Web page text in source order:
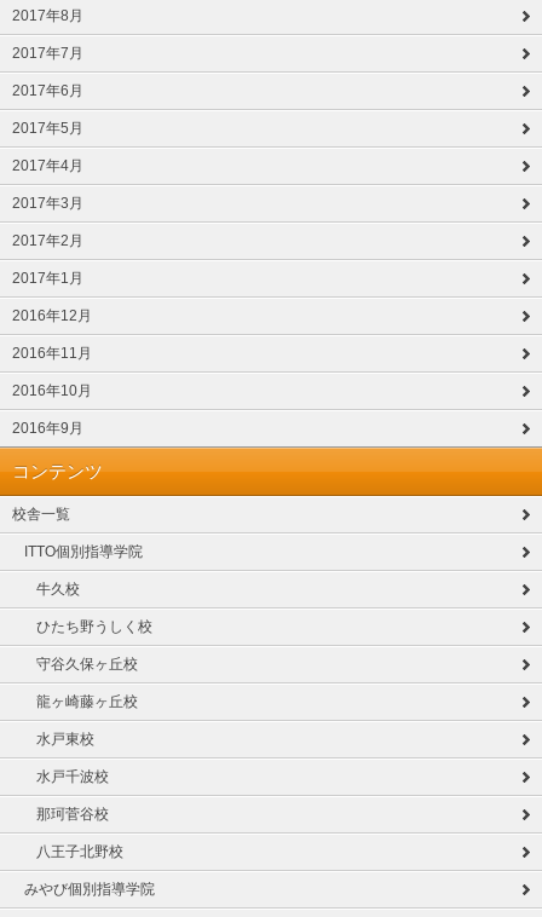
2017年8月
2017年7月
2017年6月
2017年5月
2017年4月
2017年3月
2017年2月
2017年1月
2016年12月
2016年11月
2016年10月
2016年9月
コンテンツ
校舎一覧
ITTO個別指導学院
牛久校
ひたち野うしく校
守谷久保ヶ丘校
龍ヶ崎藤ヶ丘校
水戸東校
水戸千波校
那珂菅谷校
八王子北野校
みやび個別指導学院